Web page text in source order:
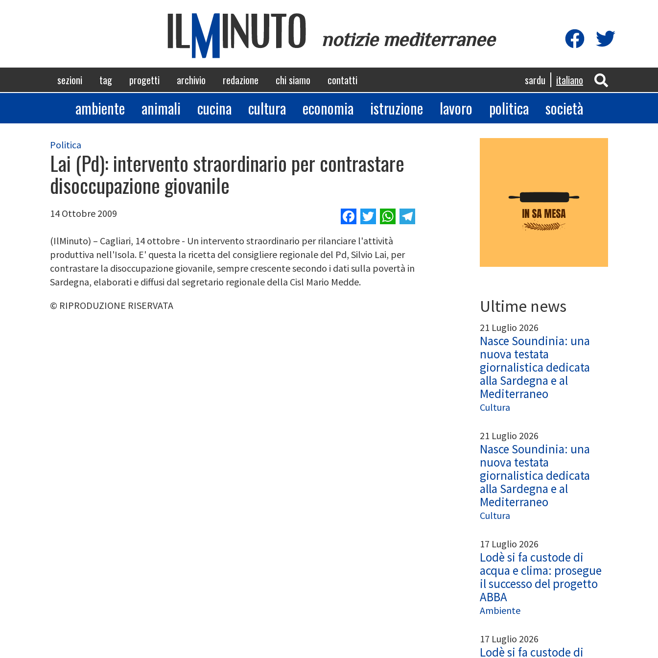
notizie mediterranee
Navigazione
principale
sezioni tag progetti archivio redazione chi siamo contatti sardu italiano
Sezioni
ambiente animali cucina cultura economia istruzione lavoro politica società
Politica
Lai (Pd): intervento straordinario per contrastare
disoccupazione giovanile
14 Ottobre 2009 Facebook
TwitterWhatsApp
(IlMinuto) – Cagliari, 14 ottobre - Un intervento straordinario per rilanciare l'attività
produttiva nell'Isola. E' questa la ricetta del consigliere regionale del Pd, Silvio Lai, per
contrastare la disoccupazione giovanile, sempre crescente secondo i dati sulla povertà in
Sardegna, elaborati e diffusi dal segretario regionale della Cisl Mario Medde.
© RIPRODUZIONE RISERVATA
Ultime news
21 Luglio 2026
Nasce Soundinia: una
nuova testata
giornalistica dedicata
alla Sardegna e al
Mediterraneo
Cultura
21 Luglio 2026
Nasce Soundinia: una
nuova testata
giornalistica dedicata
alla Sardegna e al
Mediterraneo
Cultura
17 Luglio 2026
Lodè si fa custode di
acqua e clima: prosegue
il successo del progetto
ABBA
Ambiente
17 Luglio 2026
Lodè si fa custode di